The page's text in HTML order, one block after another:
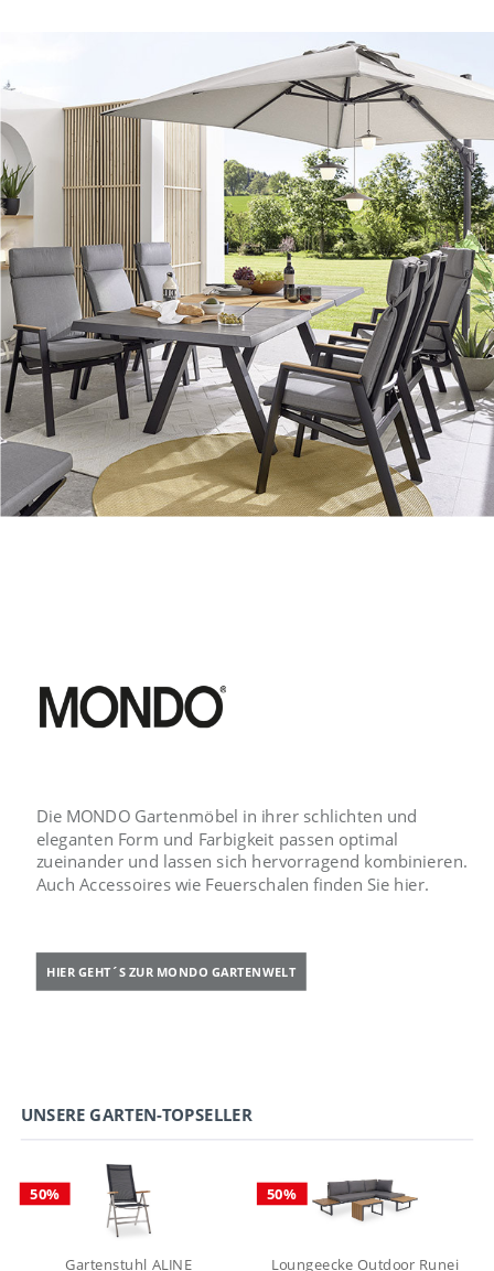
HIER GEHT´S ZUR MONDO GARTENWELT
Die MONDO Gartenmöbel in ihrer schlichten und
eleganten Form und Farbigkeit passen optimal
zueinander und lassen sich hervorragend kombinieren.
Auch Accessoires wie Feuerschalen finden Sie hier.
UNSERE GARTEN-TOPSELLER
50%
Gartenstuhl ALINE
50%
Loungeecke Outdoor Runei